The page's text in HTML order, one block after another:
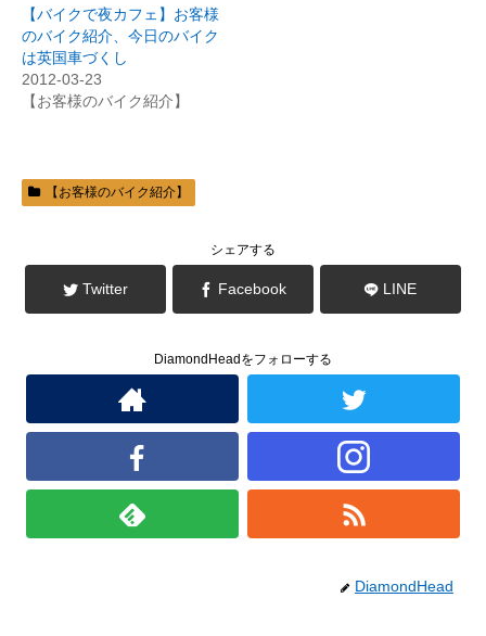
(
新
し
い
ウ
ィ
ン
ド
ウ
す
)
リ
ッ
ク
し
て
さ
い
ウ
ィ
ン
き
ま
す
)
【バイクで夜カフェ】お客様
のバイク紹介、今日のバイク
は英国車づくし
2012-03-23
【お客様のバイク紹介】
【お客様のバイク紹介】
シェアする
Twitter Facebook LINE
DiamondHeadをフォローする
DiamondHead